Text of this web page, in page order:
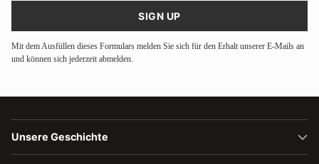
SIGN UP
Mit dem Ausfüllen dieses Formulars melden Sie sich für den Erhalt unserer E-Mails an
und können sich jederzeit abmelden.
Unsere Geschichte